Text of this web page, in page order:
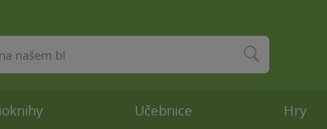
Učebnice Hry